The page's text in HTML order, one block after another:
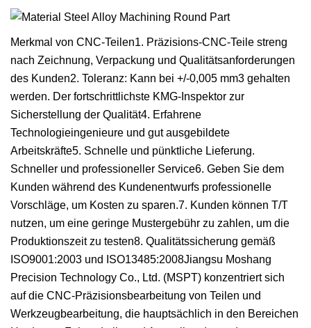
Merkmal von CNC-Teilen1. Präzisions-CNC-Teile streng
nach Zeichnung, Verpackung und Qualitätsanforderungen
des Kunden2. Toleranz: Kann bei +/-0,005 mm3 gehalten
werden. Der fortschrittlichste KMG-Inspektor zur
Sicherstellung der Qualität4. Erfahrene
Technologieingenieure und gut ausgebildete
Arbeitskräfte5. Schnelle und pünktliche Lieferung.
Schneller und professioneller Service6. Geben Sie dem
Kunden während des Kundenentwurfs professionelle
Vorschläge, um Kosten zu sparen.7. Kunden können T/T
nutzen, um eine geringe Mustergebühr zu zahlen, um die
Produktionszeit zu testen8. Qualitätssicherung gemäß
ISO9001:2003 und ISO13485:2008Jiangsu Moshang
Precision Technology Co., Ltd. (MSPT) konzentriert sich
auf die CNC-Präzisionsbearbeitung von Teilen und
Werkzeugbearbeitung, die hauptsächlich in den Bereichen